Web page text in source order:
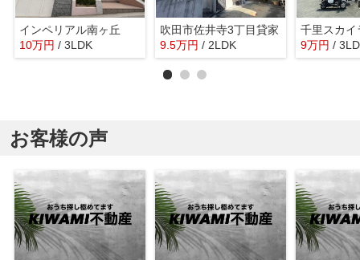
インペリアル南ヶ丘
10万円 / 3LDK
吹田市佐井寺3丁目貸家
9.5万円 / 2LDK
千里スカイ
9万円 /
お客様の声